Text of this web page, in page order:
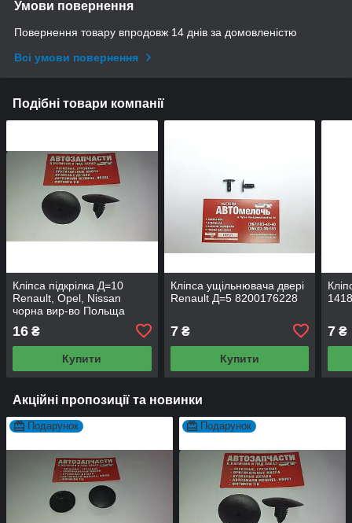
Умови повернення
Повернення товару впродовж 14 днів за домовленістю
Всі умови повернення
Подібні товари компанії
Кліпса підкрілка Д=10
Renault, Opel, Nissan
чорна вир-во Польща
16 ₴
Купити
Кліпса ущільнювача двері
Renault Д=5 8200176228
7₴
Купити
7 ₴
Акційні пропозиції та новинки
Подарунок Подарунок